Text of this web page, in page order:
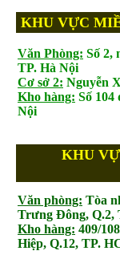
KHU VỰC
Văn Phòng: Số 2,
TP. Hà Nội
Cơ sở 2: Nguyễn
Kho hàng: Số
Nội
KHU
Văn phòng: Tòa
Trưng Đông, Q.2,
Kho hàng: 409/
Hiệp, Q.12, TP.